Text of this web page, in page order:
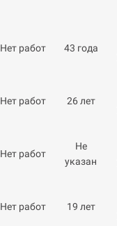
Нет работ 43 года
Нет работ 26 лет
Нет работ
Не
указан
Нет работ 19 лет